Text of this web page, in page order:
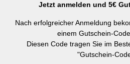
Jetzt anmelden und 5€
Nach erfolgreicher Anmeldung
einem Gutschein-
Diesen Code tragen Sie im
"Gutschein-